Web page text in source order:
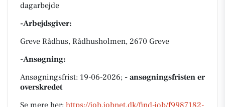
dagarbejde
-Arbejdsgiver:
Greve Rådhus, Rådhusholmen, 2670 Greve
-Ansøgning:
Ansøgningsfrist: 19-06-2026; - ansøgningsfristen er
overskredet
Se mere her: https://job.jobnet.dk/find-job/f9987182-